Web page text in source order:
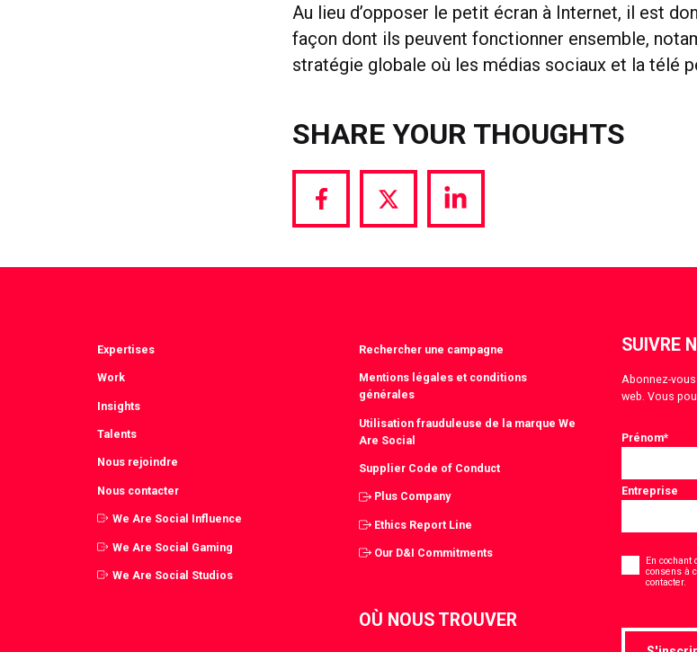
Au lieu d’opposer le petit écran à Internet, il est
façon dont ils peuvent fonctionner ensemble,
stratégie globale où les médias sociaux et la télé
SHARE YOUR THOUGHTS
Share
Facebook
Share
Twitter
Share
LinkedIn
Expertises
Work
Insights
Talents
Nous rejoindre
Nous contacter
We Are Social Influence
We Are Social Gaming
We Are Social Studios
Rechercher une campagne
Mentions légales et conditions
générales
Utilisation frauduleuse de la marque We
Are Social
Supplier Code of Conduct
Plus Company
Ethics Report Line
Our D&I Commitments
OÙ NOUS TROUVER
SUIVRE
Abonnez-
web. Vous
Prénom*
Entreprise
* En
consens à
contacter.